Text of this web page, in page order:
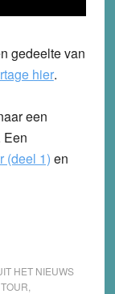
gedeelte van
hier.
een
Een
(deel 1) en
HET NIEUWS